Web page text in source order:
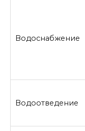
Водоснабжение
Водоотведение